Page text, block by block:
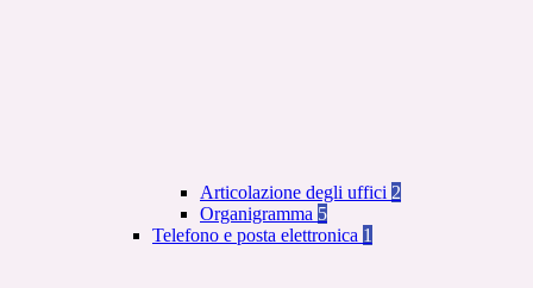
Articolazione degli uffici 2
Organigramma 5
Telefono e posta elettronica 1